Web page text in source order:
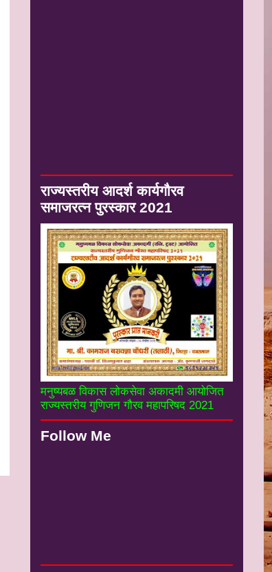
राज्यस्तरीय आदर्श कार्यगौरव
समाजरत्न पुरस्कार 2021
मनुष्यबळ विकास लोकसेवा अकादमी आयोजित
राज्यस्तरीय गुणिजन गौरव महापरिषद 2021
Follow Me